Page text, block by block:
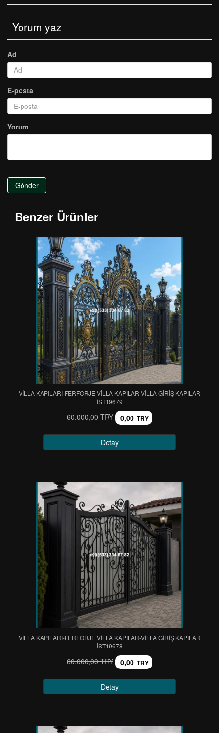
Yorum yaz
Ad
E-posta
Yorum
Gönder
Benzer Ürünler
VİLLA KAPILARI-FERFORJE VİLLA KAPILAR-VİLLA GİRİŞ KAPILAR
IST19679
60.000,00 TRY 0,00 TRY
Detay
VİLLA KAPILARI-FERFORJE VİLLA KAPILAR-VİLLA GİRİŞ KAPILAR
IST19678
60.000,00 TRY 0,00 TRY
Detay